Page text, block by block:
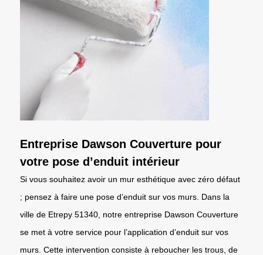
Entreprise Dawson Couverture pour
votre pose d’enduit intérieur
Si vous souhaitez avoir un mur esthétique avec zéro défaut
; pensez à faire une pose d’enduit sur vos murs. Dans la
ville de Etrepy 51340, notre entreprise Dawson Couverture
se met à votre service pour l’application d’enduit sur vos
murs. Cette intervention consiste à reboucher les trous, de